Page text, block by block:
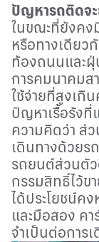
ปัญหารถติดจ
ในขณะที่ยังคง
หรือทางเดีย
ท้องถนนและฝุ่
การคมนาคมส
ใช้จ่ายที่สูงเกิ
ปัญหาเรื้อรังที่
ความคิดว่า ส่
เดินทางด้วยร
รถยนต์ส่วนตัว
กรรมสิทธิ์ไว้ข
ได้ประโยชน์ค
และมือสอง ค
จำเป็นต่อการ